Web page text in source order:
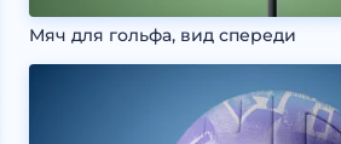
Мяч для гольфа, вид спереди